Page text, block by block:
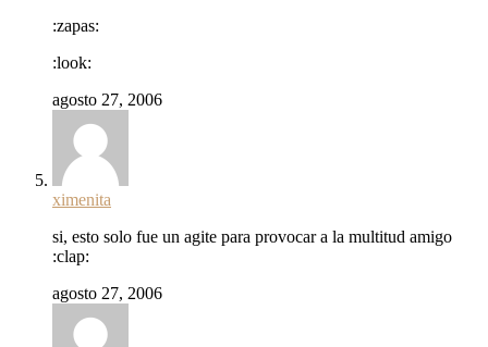
:zapas:
:look:
agosto 27, 2006
ximenita
si, esto solo fue un agite para provocar a la multitud amigo
:clap:
agosto 27, 2006